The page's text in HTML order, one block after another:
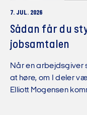
7. JUL. 2026
Sådan får du
jobsamtalen
Når en arbejdsgiver
at høre, om I deler
Elliott Mogensen